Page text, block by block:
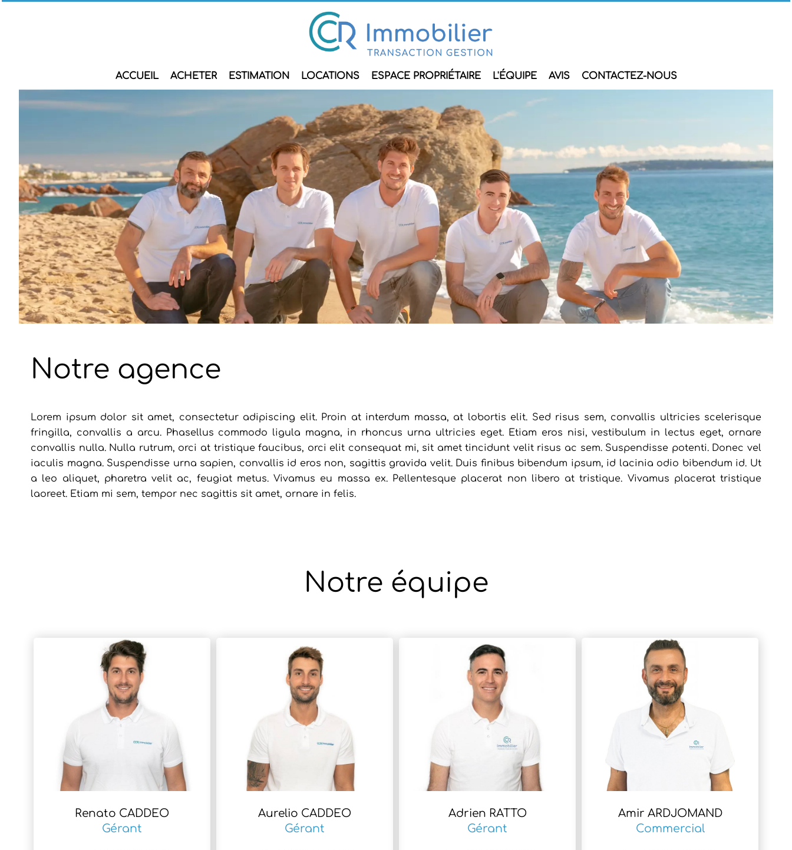
ACCUEIL ACHETER ESTIMATION LOCATIONS ESPACE PROPRIÉTAIRE L'ÉQUIPE AVIS CONTACTEZ-NOUS
Notre agence
Lorem ipsum dolor sit amet, consectetur adipiscing elit. Proin at interdum massa, at lobortis elit. Sed risus sem, convallis ultricies scelerisque
fringilla, convallis a arcu. Phasellus commodo ligula magna, in rhoncus urna ultricies eget. Etiam eros nisi, vestibulum in lectus eget, ornare
convallis nulla. Nulla rutrum, orci at tristique faucibus, orci elit consequat mi, sit amet tincidunt velit risus ac sem. Suspendisse potenti. Donec vel
iaculis magna. Suspendisse urna sapien, convallis id eros non, sagittis gravida velit. Duis finibus bibendum ipsum, id lacinia odio bibendum id. Ut
a leo aliquet, pharetra velit ac, feugiat metus. Vivamus eu massa ex. Pellentesque placerat non libero at tristique. Vivamus placerat tristique
laoreet. Etiam mi sem, tempor nec sagittis sit amet, ornare in felis.
Notre équipe
Renato CADDEO
Gérant
Aurelio CADDEO
Gérant
Adrien RATTO
Gérant
Amir ARDJOMAND
Commercial